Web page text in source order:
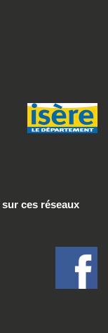
sur ces réseaux